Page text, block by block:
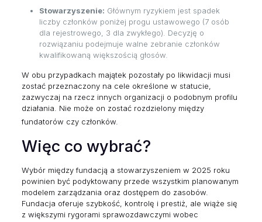
Stowarzyszenie: Głównym ryzykiem jest spadek
liczby członków poniżej progu ustawowego (7 osób
dla rejestrowego, 3 dla zwykłego). Decyzję o
rozwiązaniu podejmuje walne zebranie członków
kwalifikowaną większością głosów.
W obu przypadkach majątek pozostały po likwidacji musi
zostać przeznaczony na cele określone w statucie,
zazwyczaj na rzecz innych organizacji o podobnym profilu
działania. Nie może on zostać rozdzielony między
fundatorów czy członków.
Więc co wybrać?
Wybór między fundacją a stowarzyszeniem w 2025 roku
powinien być podyktowany przede wszystkim planowanym
modelem zarządzania oraz dostępem do zasobów.
Fundacja oferuje szybkość, kontrolę i prestiż, ale wiąże się
z większymi rygorami sprawozdawczymi wobec